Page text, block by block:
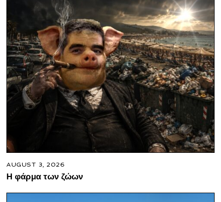
AUGUST 3, 2026
Η φάρμα των ζώων